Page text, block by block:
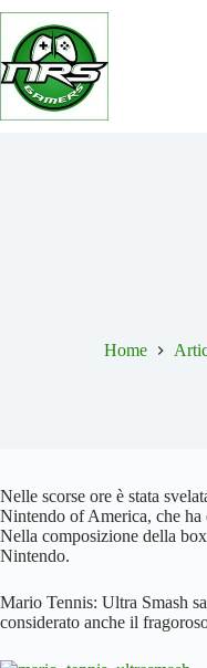
Salta
contenuto
Home
Nelle scorse ore è stata
Nintendo of America, che ha
Nella composizione della
Nintendo.
Mario Tennis: Ultra Smash
considerato anche il